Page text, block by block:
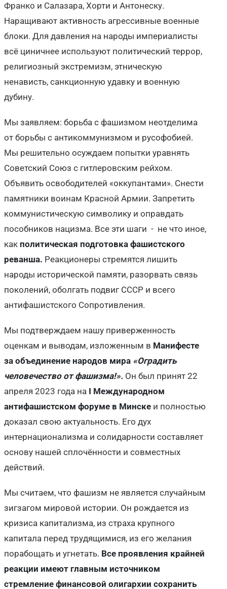
Франко и Салазара, Хорти и Антонеску.
Наращивают активность агрессивные военные
блоки. Для давления на народы империалисты
всё циничнее используют политический террор,
религиозный экстремизм, этническую
ненависть, санкционную удавку и военную
дубину.
Мы заявляем: борьба с фашизмом неотделима
от борьбы с антикоммунизмом и русофобией.
Мы решительно осуждаем попытки уравнять
Советский Союз с гитлеровским рейхом.
Объявить освободителей «оккупантами». Снести
памятники воинам Красной Армии. Запретить
коммунистическую символику и оправдать
пособников нацизма. Все эти шаги - не что иное,
как политическая подготовка фашистского
реванша. Реакционеры стремятся лишить
народы исторической памяти, разорвать связь
поколений, оболгать подвиг СССР и всего
антифашистского Сопротивления.
Мы подтверждаем нашу приверженность
оценкам и выводам, изложенным в Манифесте
за объединение народов мира «Оградить
человечество от фашизма!». Он был принят 22
апреля 2023 года на I Международном
антифашистском форуме в Минске и полностью
доказал свою актуальность. Его дух
интернационализма и солидарности составляет
основу нашей сплочённости и совместных
действий.
Мы считаем, что фашизм не является случайным
зигзагом мировой истории. Он рождается из
кризиса капитализма, из страха крупного
капитала перед трудящимися, из его желания
порабощать и угнетать. Все проявления крайней
реакции имеют главным источником
стремление финансовой олигархии сохранить